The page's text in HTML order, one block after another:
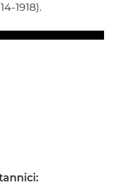
1918).